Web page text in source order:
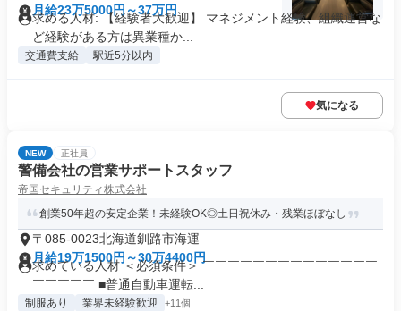
月給23万5000円～37万円
求める人材: 【経験者大歓迎】 マネジメント経験、組織運営な
ど経験がある方は異業種か...
交通費支給 駅近5分以内
気になる
NEW 正社員
警備会社の営業サポートスタッフ
帝国セキュリティ株式会社
創業50年超の安定企業！未経験OK◎土日祝休み・残業ほぼなし
〒085-0023北海道釧路市海運
月給19万1500円～30万4400円
求めている人材 ＜必須条件＞ ￣￣￣￣￣￣￣￣￣￣￣￣￣￣
￣￣￣￣￣ ■普通自動車運転...
制服あり 業界未経験歓迎 +11個